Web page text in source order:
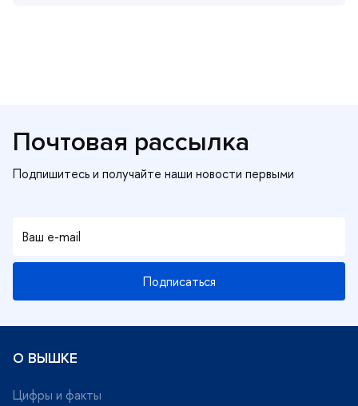
Почтовая рассылка
Подписаться
О ВЫШКЕ
Цифры и факты